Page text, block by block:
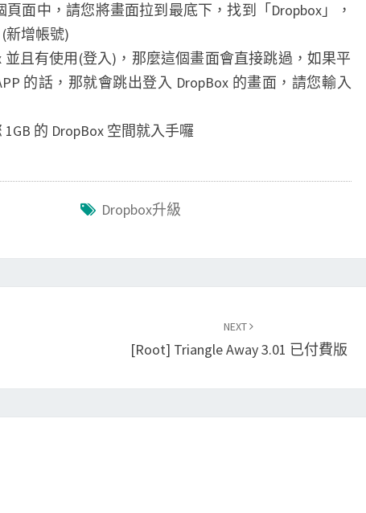
面中，請您將畫面拉到最底下，找到「Dropbox」，
新增帳號)
並且有使用(登入)，那麼這個畫面會直接跳過，如果平
的話，那就會跳出登入 DropBox 的畫面，請您輸入
的 DropBox 空間就入手囉
Dropbox升級
NEXT
[root] Triangle Away 3.01 已付費版